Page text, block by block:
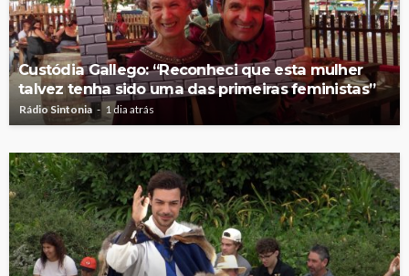
Custódia Gallego: “Reconheci que esta mulher
talvez tenha sido uma das primeiras feministas”
Rádio Sintonia 1 dia atrás